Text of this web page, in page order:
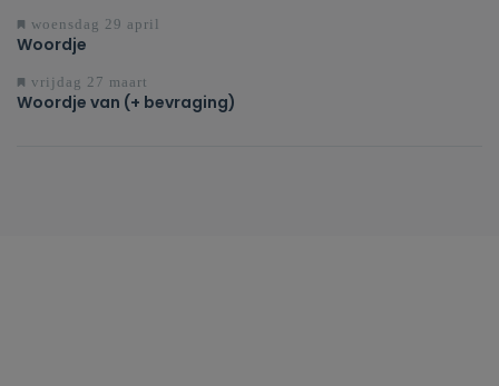
woensdag 29 april
Woordje
vrijdag 27 maart
Woordje van (+ bevraging)